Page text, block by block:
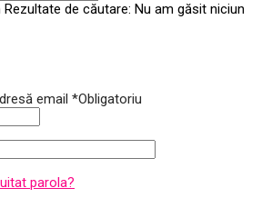
Rezultate de căutare: Nu am găsit niciun
email *Obligatoriu
parola?